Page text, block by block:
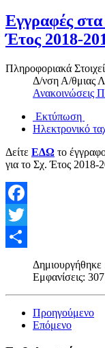
Εγγραφές στα
Έτος 2018-
Πληροφοριακά
Δ/νση Α/θμιας
Ανακοινώσεις
Εκτύπωση
Ηλεκτρονικό
Δείτε ΕΔΩ το
για το Σχ. Έτος 2018-
Facebook
Twitter
Δημιουργήθηκε
Εμφανίσεις:
Προηγούμενο
Επόμενο